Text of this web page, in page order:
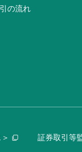
の流れ
証券取引等